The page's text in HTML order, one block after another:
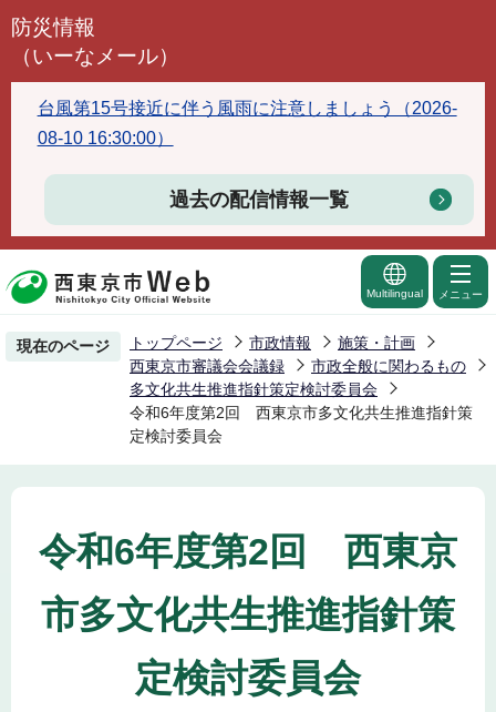
こ
で
す
防災情報
（いーなメール）
台風第15号接近に伴う風雨に注意しましょう（2026-
08-10 16:30:00）
過去の配信情報一覧
Multilingual メニュー
現在のページ トップページ 市政情報
施策・計画
西東京市審議会会議録
市政全般に関わるもの
多文化共生推進指針策定検討委員会
令和6年度第2回 西東京市多文化共生推進指針策
定検討委員会
令和6年度第2回 西東京
市多文化共生推進指針策
定検討委員会